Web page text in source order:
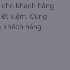
khách hàng
kiệm. Cũng
khách hàng